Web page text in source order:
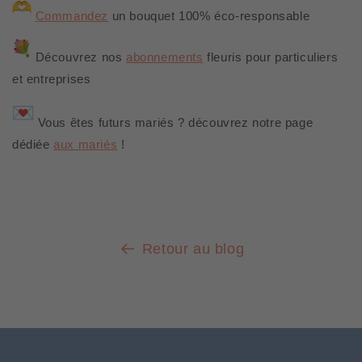
Commandez un bouquet 100% éco-responsable
Découvrez nos abonnements fleuris pour particuliers
et entreprises
Vous êtes futurs mariés ? découvrez notre page
dédiée aux mariés !
Retour au blog